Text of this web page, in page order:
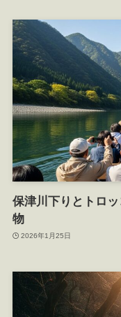
保津川下りとトロ
物
2026年1月25日